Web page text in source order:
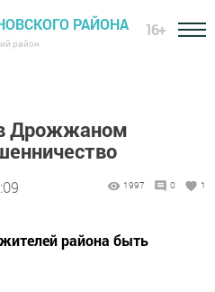
РАЙОНА
район
16+
Дрожжаном
1997 0 1
района быть